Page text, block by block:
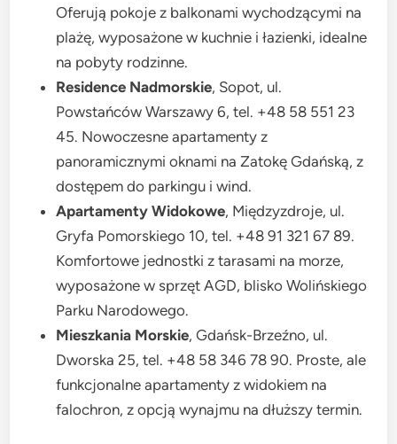
Oferują pokoje z balkonami wychodzącymi na
plażę, wyposażone w kuchnie i łazienki, idealne
na pobyty rodzinne.
Residence Nadmorskie, Sopot, ul.
Powstańców Warszawy 6, tel. +48 58 551 23
45. Nowoczesne apartamenty z
panoramicznymi oknami na Zatokę Gdańską, z
dostępem do parkingu i wind.
Apartamenty Widokowe, Międzyzdroje, ul.
Gryfa Pomorskiego 10, tel. +48 91 321 67 89.
Komfortowe jednostki z tarasami na morze,
wyposażone w sprzęt AGD, blisko Wolińskiego
Parku Narodowego.
Mieszkania Morskie, Gdańsk-Brzeźno, ul.
Dworska 25, tel. +48 58 346 78 90. Proste, ale
funkcjonalne apartamenty z widokiem na
falochron, z opcją wynajmu na dłuższy termin.